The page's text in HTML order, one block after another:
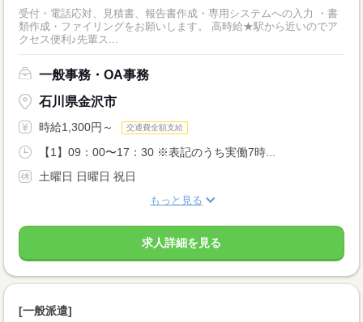
受付・電話応対、見積書、報告書作成・専用システムへの入力 ・書
類作成・ファイリングをお願いします。 高時給★駅から近いのでア
クセス便利♪先輩ス...
一般事務・OA事務
石川県金沢市
時給1,300円～ 交通費全額支給
【1】09：00〜17：30 ※表記のうち実働7時...
土曜日 日曜日 祝日
もっと見る
求人詳細を見る
[一般派遣]